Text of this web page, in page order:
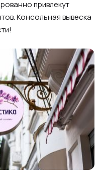
привлекут
Консольная вывеска